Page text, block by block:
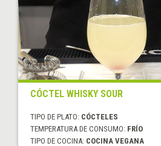
CÓCTEL WHISKY SOUR
TIPO DE PLATO: CÓCTELES
TEMPERATURA DE CONSUMO: FRÍO
TIPO DE COCINA: COCINA VEGANA